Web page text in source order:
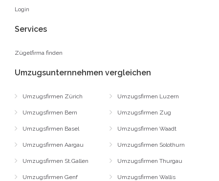
Login
Services
Zügelfirma finden
Umzugsunternnehmen vergleichen
Umzugsfirmen Zürich
Umzugsfirmen Bern
Umzugsfirmen Basel
Umzugsfirmen Aargau
Umzugsfirmen St.Gallen
Umzugsfirmen Genf
Umzugsfirmen Luzern
Umzugsfirmen Zug
Umzugsfirmen Waadt
Umzugsfirmen Solothurn
Umzugsfirmen Thurgau
Umzugsfirmen Wallis